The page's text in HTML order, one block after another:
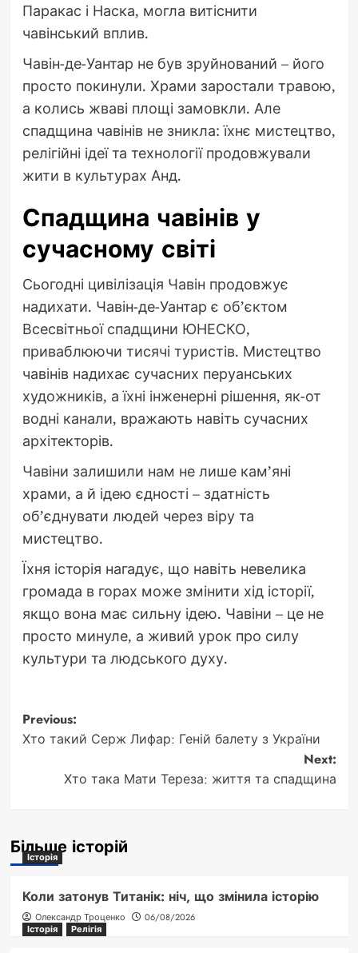
Паракас і Наска, могла витіснити
чавінський вплив.
Чавін-де-Уантар не був зруйнований – його
просто покинули. Храми заростали травою,
а колись жваві площі замовкли. Але
спадщина чавінів не зникла: їхнє мистецтво,
релігійні ідеї та технології продовжували
жити в культурах Анд.
Спадщина чавінів у
сучасному світі
Сьогодні цивілізація Чавін продовжує
надихати. Чавін-де-Уантар є об’єктом
Всесвітньої спадщини ЮНЕСКО,
приваблюючи тисячі туристів. Мистецтво
чавінів надихає сучасних перуанських
художників, а їхні інженерні рішення, як-от
водні канали, вражають навіть сучасних
архітекторів.
Чавіни залишили нам не лише кам’яні
храми, а й ідею єдності – здатність
об’єднувати людей через віру та
мистецтво.
Їхня історія нагадує, що навіть невелика
громада в горах може змінити хід історії,
якщо вона має сильну ідею. Чавіни – це не
просто минуле, а живий урок про силу
культури та людського духу.
Post
navigation
Previous:
Хто такий Серж Лифар: Геній балету з України
Next:
Хто така Мати Тереза: життя та спадщина
Більше історій
Історія
Коли затонув Титанік: ніч, що змінила історію
Олександр Троценко
06/08/2026
Історія
Релігія